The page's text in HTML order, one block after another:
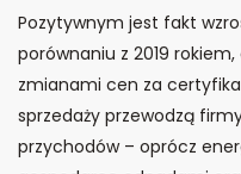
Pozytywnym jest fakt
porównaniu z 2019
zmianami cen za
sprzedaży przewodzą
przychodów – oprócz